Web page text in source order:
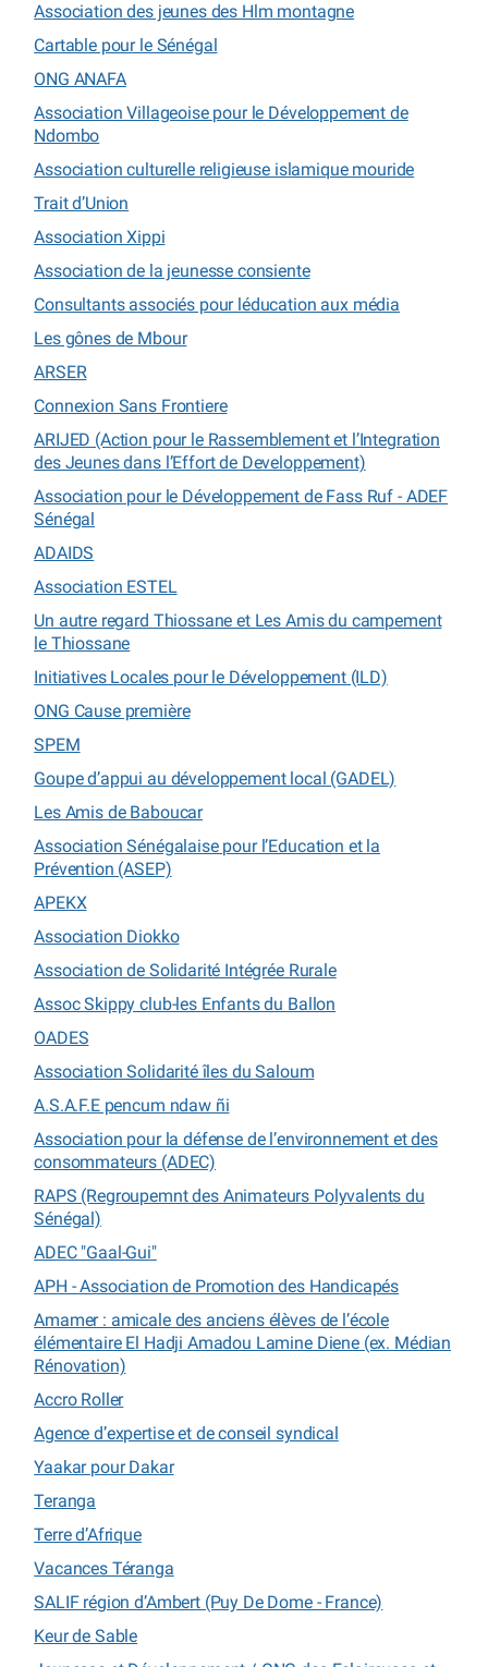
Association des jeunes des Hlm montagne
Cartable pour le Sénégal
ONG ANAFA
Association Villageoise pour le Développement de
Ndombo
Association culturelle religieuse islamique mouride
Trait d’Union
Association Xippi
Association de la jeunesse consiente
Consultants associés pour léducation aux média
Les gônes de Mbour
ARSER
Connexion Sans Frontiere
ARIJED (Action pour le Rassemblement et l’Integration
des Jeunes dans l’Effort de Developpement)
Association pour le Développement de Fass Ruf - ADEF
Sénégal
ADAIDS
Association ESTEL
Un autre regard Thiossane et Les Amis du campement
le Thiossane
Initiatives Locales pour le Développement (ILD)
ONG Cause première
SPEM
Goupe d’appui au développement local (GADEL)
Les Amis de Baboucar
Association Sénégalaise pour l’Education et la
Prévention (ASEP)
APEKX
Association Diokko
Association de Solidarité Intégrée Rurale
Assoc Skippy club-les Enfants du Ballon
OADES
Association Solidarité îles du Saloum
A.S.A.F.E pencum ndaw ñi
Association pour la défense de l’environnement et des
consommateurs (ADEC)
RAPS (Regroupemnt des Animateurs Polyvalents du
Sénégal)
ADEC "Gaal-Gui"
APH - Association de Promotion des Handicapés
Amamer : amicale des anciens élèves de l’école
élémentaire El Hadji Amadou Lamine Diene (ex. Médian
Rénovation)
Accro Roller
Agence d’expertise et de conseil syndical
Yaakar pour Dakar
Teranga
Terre d’Afrique
Vacances Téranga
SALIF région d’Ambert (Puy De Dome - France)
Keur de Sable